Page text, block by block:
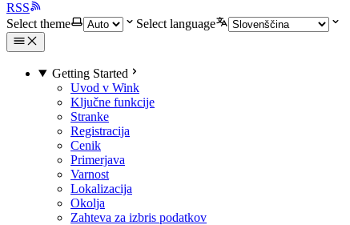
RSS
Select theme
Select language
Getting Started
Uvod v Wink
Ključne funkcije
Stranke
Registracija
Cenik
Primerjava
Varnost
Lokalizacija
Okolja
Zahteva za izbris podatkov